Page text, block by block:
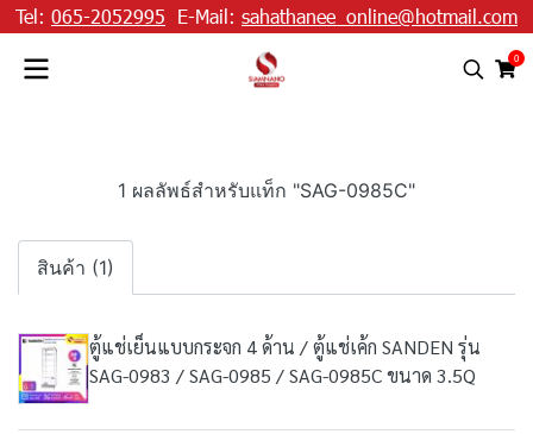
Tel: 065-2052995 E-Mail: sahathanee_online@hotmail.com
0
1 ผลลัพธ์สำหรับแท็ก "SAG-0985C"
สินค้า (1)
ตู้แช่เย็นแบบกระจก 4 ด้าน / ตู้แช่เค้ก SANDEN รุ่น
SAG-0983 / SAG-0985 / SAG-0985C ขนาด 3.5Q